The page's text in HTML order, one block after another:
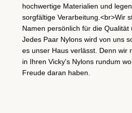
hochwertige Materialien und
sorgfältige Verarbeitung.<br>Wir
Namen persönlich für die Qualität
Jedes Paar Nylons wird von uns
es unser Haus verlässt. Denn wir
in Ihren Vicky's Nylons rundum
Freude daran haben.